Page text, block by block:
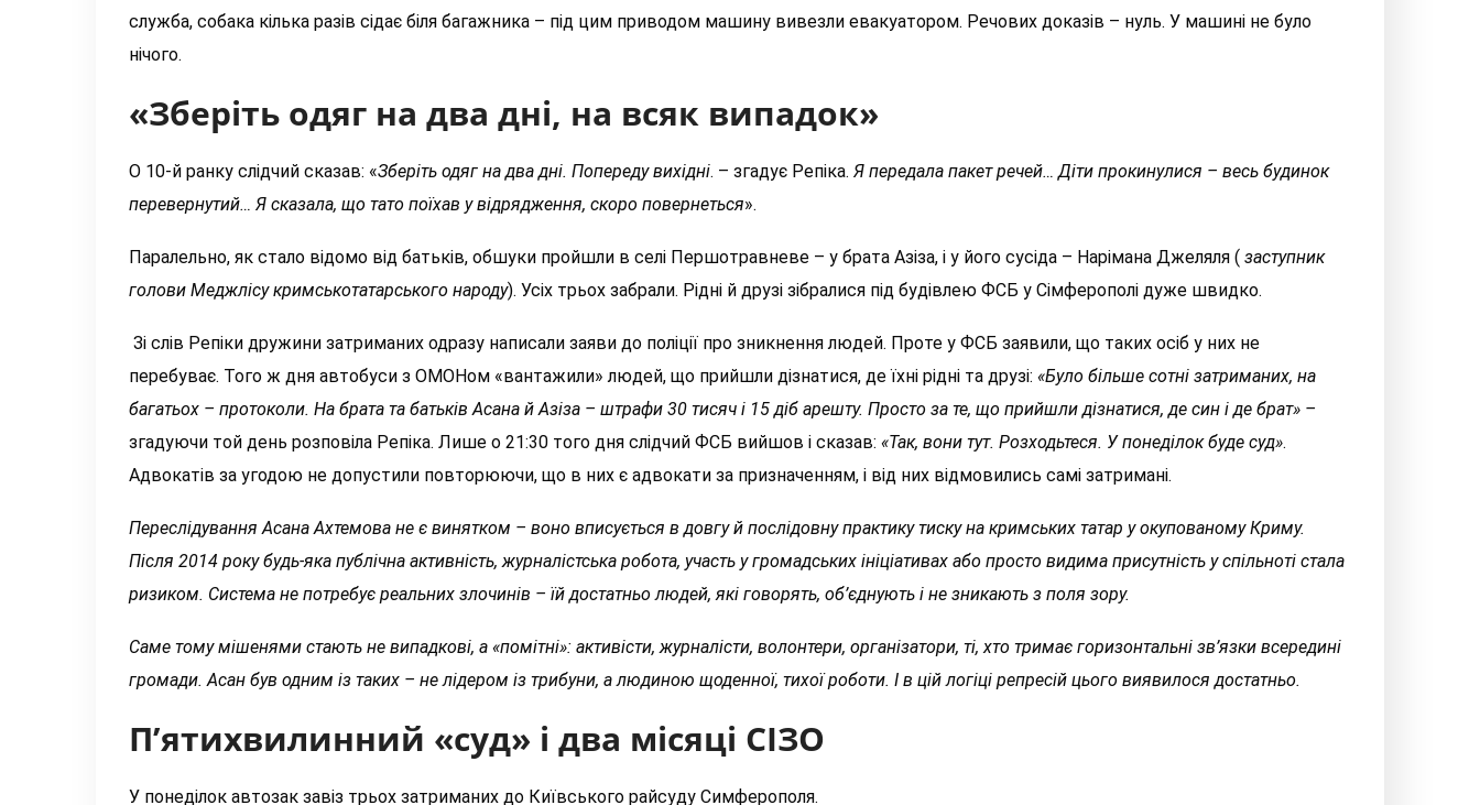
служба, собака кілька разів сідає біля багажника – під цим приводом машину вивезли евакуатором. Речових доказів – нуль. У машині не було
нічого.
«Зберіть одяг на два дні, на всяк випадок»
О 10-й ранку слідчий сказав: «Зберіть одяг на два дні. Попереду вихідні. – згадує Репіка. Я передала пакет речей… Діти прокинулися – весь будинок
перевернутий… Я сказала, що тато поїхав у відрядження, скоро повернеться».
Паралельно, як стало відомо від батьків, обшуки пройшли в селі Першотравневе – у брата Азіза, і у його сусіда – Нарімана Джеляля ( заступник
голови Меджлісу кримськотатарського народу). Усіх трьох забрали. Рідні й друзі зібралися під будівлею ФСБ у Сімферополі дуже швидко.
Зі слів Репіки дружини затриманих одразу написали заяви до поліції про зникнення людей. Проте у ФСБ заявили, що таких осіб у них не
перебуває. Того ж дня автобуси з ОМОНом «вантажили» людей, що прийшли дізнатися, де їхні рідні та друзі: «Було більше сотні затриманих, на
багатьох – протоколи. На брата та батьків Асана й Азіза – штрафи 30 тисяч і 15 діб арешту. Просто за те, що прийшли дізнатися, де син і де брат» –
згадуючи той день розповіла Репіка. Лише о 21:30 того дня слідчий ФСБ вийшов і сказав: «Так, вони тут. Розходьтеся. У понеділок буде суд».
Адвокатів за угодою не допустили повторюючи, що в них є адвокати за призначенням, і від них відмовились самі затримані.
Переслідування Асана Ахтемова не є винятком – воно вписується в довгу й послідовну практику тиску на кримських татар у окупованому Криму.
Після 2014 року будь-яка публічна активність, журналістська робота, участь у громадських ініціативах або просто видима присутність у спільноті стала
ризиком. Система не потребує реальних злочинів – їй достатньо людей, які говорять, об’єднують і не зникають з поля зору.
Саме тому мішенями стають не випадкові, а «помітні»: активісти, журналісти, волонтери, організатори, ті, хто тримає горизонтальні зв’язки всередині
громади. Асан був одним із таких – не лідером із трибуни, а людиною щоденної, тихої роботи. І в цій логіці репресій цього виявилося достатньо.
П’ятихвилинний «суд» і два місяці СІЗО
У понеділок автозак завіз трьох затриманих до Київського райсуду Симферополя.